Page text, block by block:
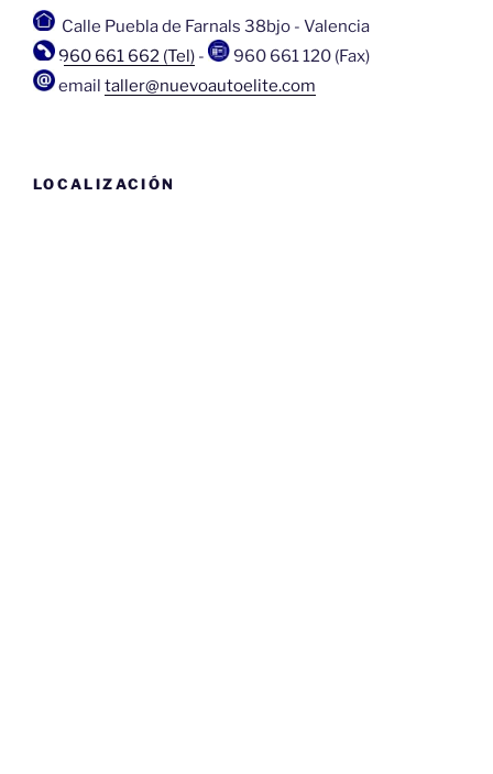
Calle Puebla de Farnals 38bjo - Valencia
960 661 662 (Tel) -
960 661 120 (Fax)
email taller@nuevoautoelite.com
LOCALIZACIÓN